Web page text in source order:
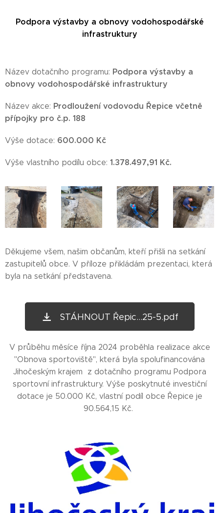
Podpora výstavby a obnovy vodohospodářské
infrastruktury
Název dotačního programu: Podpora výstavby a
obnovy vodohospodářské infrastruktury
Název akce: Prodloužení vodovodu Řepice včetně
přípojky pro č.p. 188
Výše dotace: 600.000 Kč
Výše vlastního podílu obce: 1.378.497,91 Kč.
Děkujeme všem, našim občanům, kteří přišli na setkání
zastupitelů obce. V příloze přikládám prezentaci, která
byla na setkání představena.
STÁHNOUT Řepic...25-5.pdf
V průběhu měsíce října 2024 proběhla realizace akce
"Obnova sportoviště", která byla spolufinancována
Jihočeským krajem z dotačního programu Podpora
sportovní infrastruktury. Výše poskytnuté investiční
dotace je 50.000 Kč, vlastní podíl obce Řepice je
90.564,15 Kč.